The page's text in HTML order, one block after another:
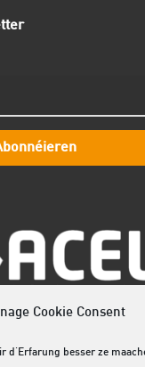
Cookie Consent
d'Erfarung besser ze